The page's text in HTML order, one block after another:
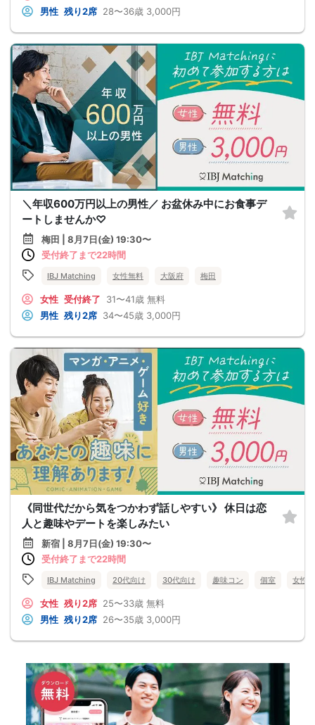
男性 残り2席 28〜36歳 3,000円
＼年収600万円以上の男性／ お盆休み中にお食事デ
ートしませんか♡
梅田 | 8月7日(金) 19:30〜
受付終了まで22時間
IBJ Matching 女性無料 大阪府 梅田
女性 受付終了 31〜41歳 無料
男性 残り2席 34〜45歳 3,000円
《同世代だから気をつかわず話しやすい》 休日は恋
人と趣味やデートを楽しみたい
新宿 | 8月7日(金) 19:30〜
受付終了まで22時間
IBJ Matching 20代向け 30代向け 趣味コン 個室 女性
女性 残り2席 25〜33歳 無料
男性 残り2席 26〜35歳 3,000円